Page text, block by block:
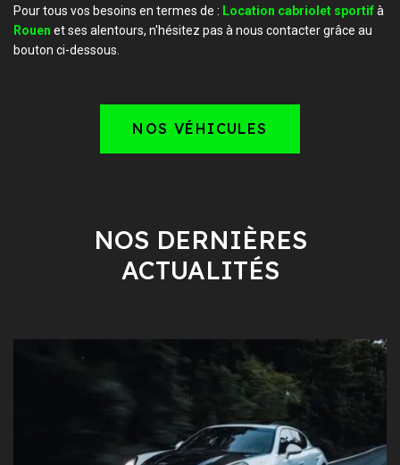
Pour tous vos besoins en termes de : Location cabriolet sportifà
Rouen et ses alentours, n'hésitez pas à nous contacter grâce au
bouton ci-dessous.
NOS VÉHICULES
NOS DERNIÈRES
ACTUALITÉS